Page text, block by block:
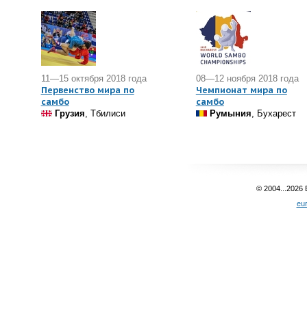
11—15 октября 2018 года
Первенство мира по
самбо
Грузия , Тбилиси
08—12 ноября 2018 года
Чемпионат мира по
самбо
Румыния , Бухарест
© 2004...2026